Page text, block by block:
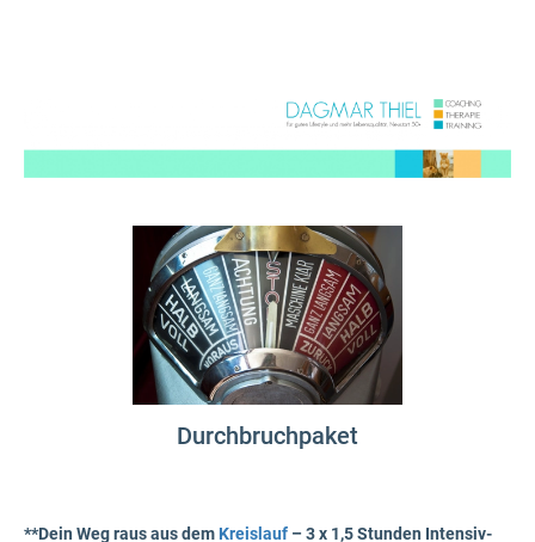
Durchbruchpaket
**Dein Weg raus aus dem Kreislauf – 3 x 1,5 Stunden Intensiv-